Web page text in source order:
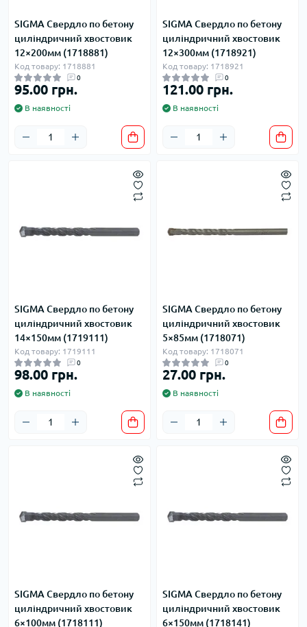
SIGMA Свердло по бетону
циліндричний хвостовик
12×200мм (1718881)
Код товару: 1718881
0
95.00 грн.
В наявності
SIGMA Свердло по бетону
циліндричний хвостовик
12×300мм (1718921)
Код товару: 1718921
0
121.00 грн.
В наявності
SIGMA Свердло по бетону
циліндричний хвостовик
14×150мм (1719111)
Код товару: 1719111
0
98.00 грн.
В наявності
SIGMA Свердло по бетону
циліндричний хвостовик
5×85мм (1718071)
Код товару: 1718071
0
27.00 грн.
В наявності
SIGMA Свердло по бетону
циліндричний хвостовик
6×100мм (1718111)
SIGMA Свердло по бетону
циліндричний хвостовик
6×150мм (1718141)